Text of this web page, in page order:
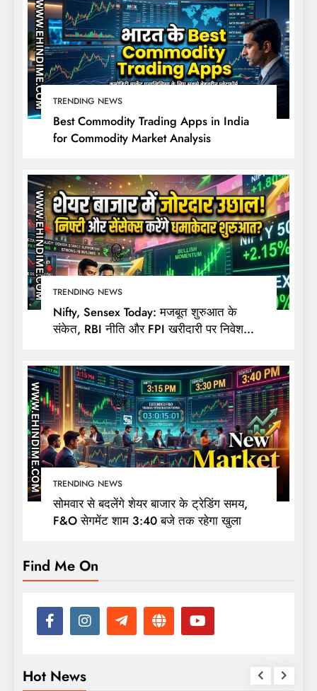
TRENDING NEWS
Best Commodity Trading Apps in India
for Commodity Market Analysis
TRENDING NEWS
Nifty, Sensex Today: मजबूत शुरुआत के
संकेत, RBI नीति और FPI खरीदारी पर निवेशकों
TRENDING NEWS
सोमवार से बदलेंगे शेयर बाजार के ट्रेडिंग समय,
F&O सेगमेंट शाम 3:40 बजे तक रहेगा खुला
Find Me On
Hot News